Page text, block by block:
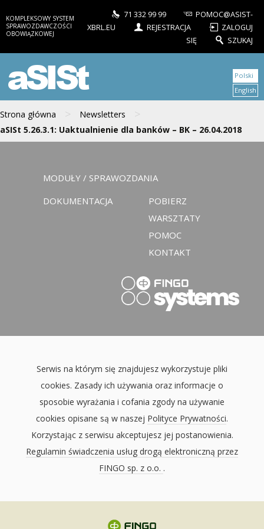
KOMPLEKSOWY SYSTEM
SPRAWOZDAWCZOŚCI
OBOWIĄZKOWEJ
71 332 99 99
POMOC@ASIST-
XBRL.EU
REJESTRACJA
ZALOGUJ
SIĘ
SZUKAJ
aSISt
Strona główna > Newsletters >
aSISt 5.26.3.1: Uaktualnienie dla banków – BK – 26.04.2018
Polski
English
MODUŁY / SPRAWOZDANIA
DOKUMENTACJA
POBIERZ
WARSZTATY
POMOC
KONTAKT
Serwis na którym się znajdujesz wykorzystuje pliki
cookies. Zasady ich używania oraz informacje o
sposobie wyrażania i cofania zgody na używanie
cookies opisane są w naszej Polityce Prywatności.
Korzystając z serwisu akceptujesz jej postanowienia.
Regulamin świadczenia usług drogą elektroniczną przez
FINGO sp. z o.o. .